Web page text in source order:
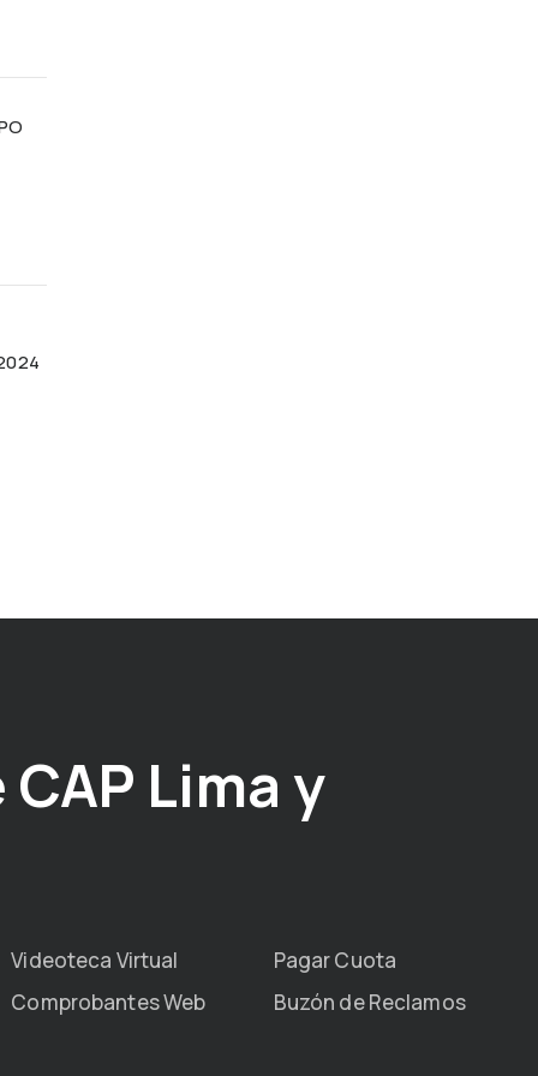
Lima y
Videoteca Virtual
Pagar Cuota
Comprobantes Web
Buzón de Reclamos